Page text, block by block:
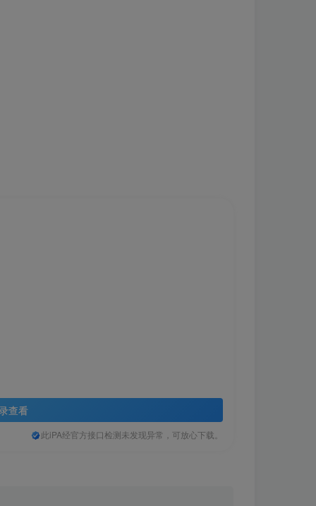
查看
此iPA经官方接口检测未发现异常，可放心下载。